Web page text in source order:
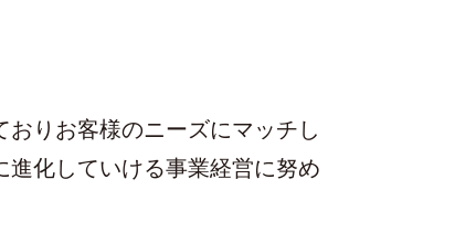
りお客様のニーズにマッチし
化していける事業経営に努め